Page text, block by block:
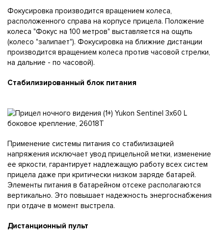
Фокусировка производится вращением колеса,
расположенного справа на корпусе прицела. Положение
колеса "Фокус на 100 метров" выставляется на ощупь
(колесо "залипает"). Фокусировка на ближние дистанции
производится вращением колеса против часовой стрелки,
на дальние - по часовой).
Стабилизированный блок питания
Применение системы питания со стабилизацией
напряжения исключает увод прицельной метки, изменение
ее яркости, гарантирует надлежащую работу всех систем
прицела даже при критически низком заряде батарей.
Элементы питания в батарейном отсеке располагаются
вертикально. Это повышает надежность энергоснабжения
при отдаче в момент выстрела.
Дистанционный пульт